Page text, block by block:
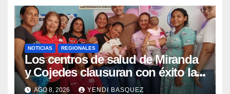
NOTICIAS REGIONALES
Los centros de salud de Miranda
y Cojedes clausuran con éxito la
Semana Mundial de la Lactancia
AGO 8, 2026 YENDI BASQUEZ